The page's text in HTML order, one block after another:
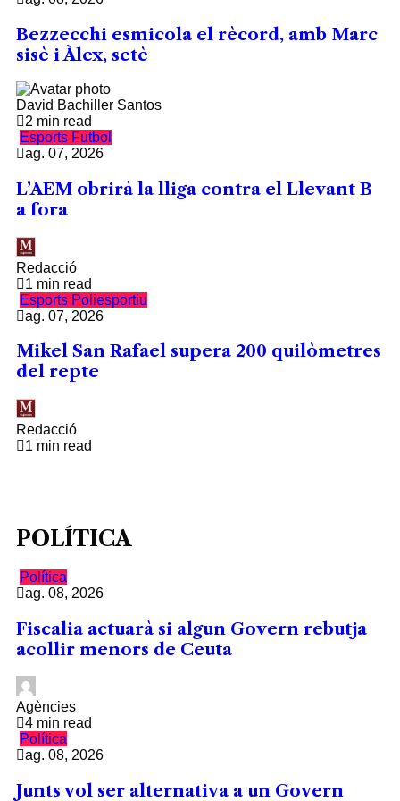
Bezzecchi esmicola el rècord, amb Marc
sisè i Àlex, setè
David Bachiller Santos
2 min read
Esports Futbol
ag. 07, 2026
L’AEM obrirà la lliga contra el Llevant B
a fora
Redacció
1 min read
Esports Poliesportiu
ag. 07, 2026
Mikel San Rafael supera 200 quilòmetres
del repte
Redacció
1 min read
POLÍTICA
Política
ag. 08, 2026
Fiscalia actuarà si algun Govern rebutja
acollir menors de Ceuta
Agències
4 min read
Política
ag. 08, 2026
Junts vol ser alternativa a un Govern